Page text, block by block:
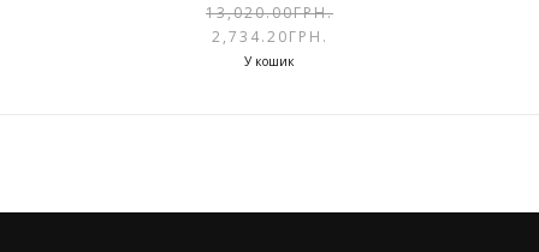
13,020.00ГРН.
2,734.20ГРН.
У кошик